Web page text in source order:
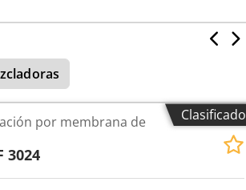
Clasificado
por membrana de
3024